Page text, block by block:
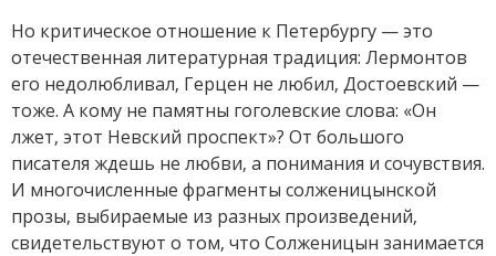
Но критическое отношение к Петербургу — это
отечественная литературная традиция: Лермонтов
его недолюбливал, Герцен не любил, Достоевский —
тоже. А кому не памятны гоголевские слова: «Он
лжет, этот Невский проспект»? От большого
писателя ждешь не любви, а понимания и сочувствия.
И многочисленные фрагменты солженицынской
прозы, выбираемые из разных произведений,
свидетельствуют о том, что Солженицын занимается